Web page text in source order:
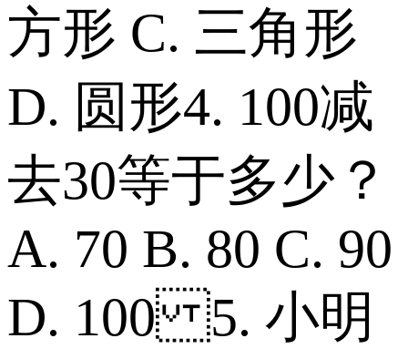
方形 C. 三角形
D. 圆形 4. 100减
去30等于多少？
A. 70 B. 80 C. 90
D. 100 5. 小明